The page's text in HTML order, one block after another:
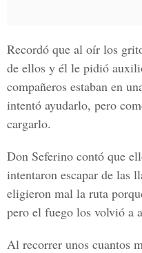
Recordó que al oír los
de ellos y él le pidió
compañeros estaban en
intentó ayudarlo, pero
cargarlo.
Don Seferino contó que
intentaron escapar de las
eligieron mal la ruta
pero el fuego los volvió a
Al recorrer unos cuantos